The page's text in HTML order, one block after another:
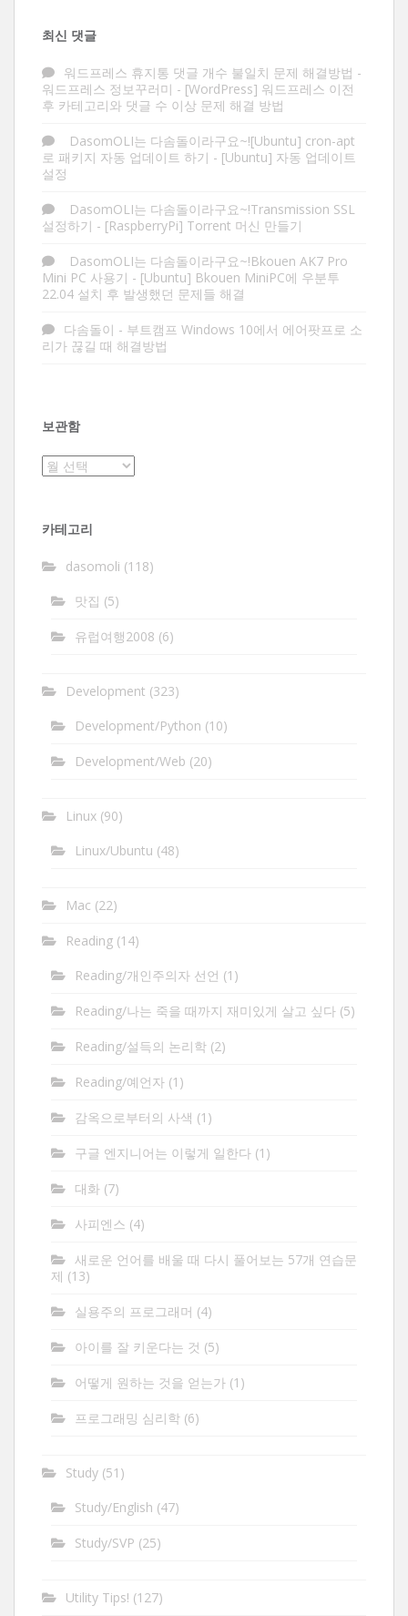
최신 댓글
워드프레스 휴지통 댓글 개수 불일치 문제 해결방법 -
워드프레스 정보꾸러미 - [WordPress] 워드프레스 이전
후 카테고리와 댓글 수 이상 문제 해결 방법
DasomOLI는 다솜돌이라구요~![Ubuntu] cron-apt
로 패키지 자동 업데이트 하기 - [Ubuntu] 자동 업데이트
설정
DasomOLI는 다솜돌이라구요~!Transmission SSL
설정하기 - [RaspberryPi] Torrent 머신 만들기
DasomOLI는 다솜돌이라구요~!Bkouen AK7 Pro
Mini PC 사용기 - [Ubuntu] Bkouen MiniPC에 우분투
22.04 설치 후 발생했던 문제들 해결
다솜돌이 - 부트캠프 Windows 10에서 에어팟프로 소
리가 끊길 때 해결방법
보관함
보
카테고리
dasomoli (118)
맛집 (5)
유럽여행2008 (6)
Development (323)
Development/Python (10)
Development/Web (20)
Linux (90)
Linux/Ubuntu (48)
Mac (22)
Reading (14)
Reading/개인주의자 선언 (1)
Reading/나는 죽을 때까지 재미있게 살고 싶다 (5)
Reading/설득의 논리학 (2)
Reading/예언자 (1)
감옥으로부터의 사색 (1)
구글 엔지니어는 이렇게 일한다 (1)
대화 (7)
사피엔스 (4)
새로운 언어를 배울 때 다시 풀어보는 57개 연습문
제 (13)
실용주의 프로그래머 (4)
아이를 잘 키운다는 것 (5)
어떻게 원하는 것을 얻는가 (1)
프로그래밍 심리학 (6)
Study (51)
Study/English (47)
Study/SVP (25)
Utility Tips! (127)